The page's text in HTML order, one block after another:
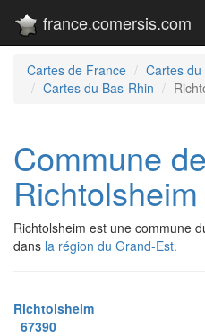
france.comersis.com
Cartes de France
Cartes
Cartes du Bas-Rhin
Commune de
Richtolsheim
Richtolsheim est une commune
dans la région du Grand-Est.
Richtolsheim
67390